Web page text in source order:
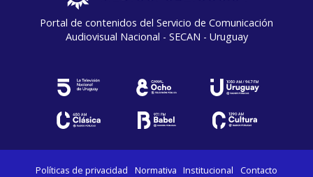
Portal de contenidos del Servicio de Comunicación
Audiovisual Nacional - SECAN - Uruguay
Políticas de privacidad Normativa Institucional Contacto